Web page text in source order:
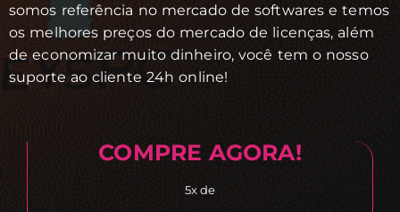
somos referência no mercado de softwares e temos
os melhores preços do mercado de licenças, além
de economizar muito dinheiro, você tem o nosso
suporte ao cliente 24h online!
COMPRE AGORA!
5x de